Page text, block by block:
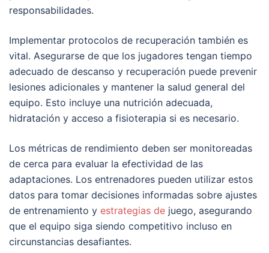
responsabilidades.
Implementar protocolos de recuperación también es
vital. Asegurarse de que los jugadores tengan tiempo
adecuado de descanso y recuperación puede prevenir
lesiones adicionales y mantener la salud general del
equipo. Esto incluye una nutrición adecuada,
hidratación y acceso a fisioterapia si es necesario.
Los métricas de rendimiento deben ser monitoreadas
de cerca para evaluar la efectividad de las
adaptaciones. Los entrenadores pueden utilizar estos
datos para tomar decisiones informadas sobre ajustes
de entrenamiento y estrategias de juego, asegurando
que el equipo siga siendo competitivo incluso en
circunstancias desafiantes.